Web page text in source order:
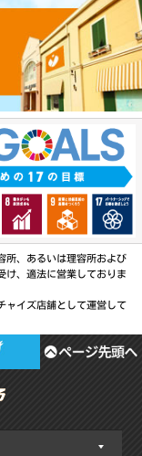
所、あるいは理容所および
け、適法に営業しておりま
ャイズ店舗として運営して